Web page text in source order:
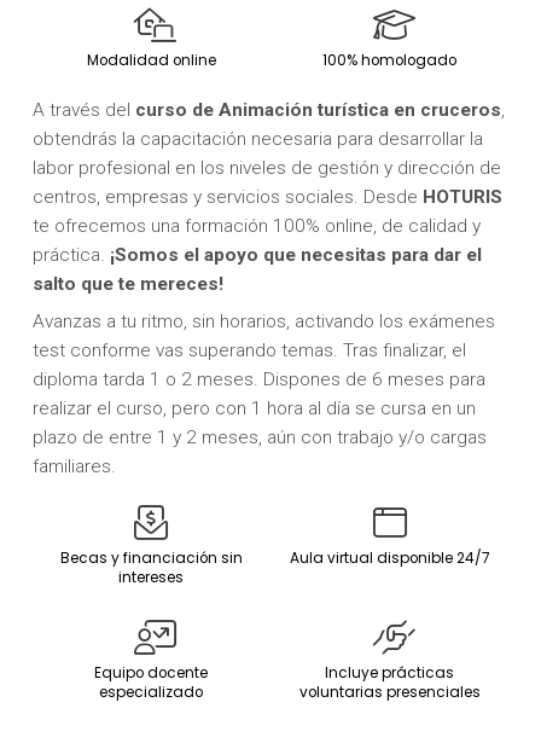
Modalidad online 100% homologado
A través del curso de Animación turística en cruceros
obtendrás la capacitación necesaria para desarrollar la
labor profesional en los niveles de gestión y dirección de
centros, empresas y servicios sociales. Desde HOTURIS
te ofrecemos una formación 100% online, de calidad y
práctica. ¡Somos el apoyo que necesitas para dar el
salto que te mereces!
Avanzas a tu ritmo, sin horarios, activando los exámenes
test conforme vas superando temas. Tras finalizar, el
diploma tarda 1 o 2 meses. Dispones de 6 meses para
realizar el curso, pero con 1 hora al día se cursa en un
plazo de entre 1 y 2 meses, aún con trabajo y/o cargas
familiares.
Becas y financiación sin
intereses
Aula virtual disponible 24/7
Equipo docente
especializado
Incluye prácticas
voluntarias presenciales